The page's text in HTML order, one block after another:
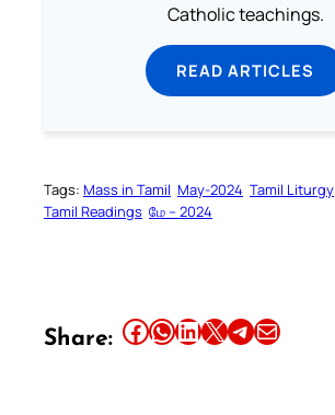
Catholic teachings.
READ ARTICLES
Tags: Mass in Tamil May-2024 Tamil Liturgy
Tamil Readings மே – 2024
Share: Share this article on Facebook Share this article on WhatsApp Share this article on LinkedIn Share this article on X Share this article on TelegramEmail this Article